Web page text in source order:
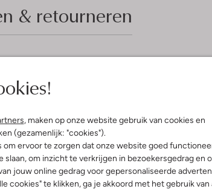
, maken op onze website gebruik van cookies en
(gezamenlijk: "cookies").
om ervoor te zorgen dat onze website goed
slaan, om inzicht te verkrijgen in bezoekersgedrag en
jouw online gedrag voor gepersonaliseerde
cookies" te klikken, ga je akkoord met het gebruik van
& retourneren
Stap stijlvol de lente en zomer
Deze slippers hebben een
ontspannen dagje strand of een
van zacht rubber, wat zorgt voor
perfect bij een luchtige
stabiliteit, zodat je zorgeloos
toe aan je zomergarderobe met